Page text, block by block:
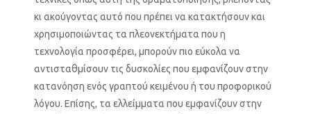
κι ακούγοντας αυτό που πρέπει να κατακτήσουν και
χρησιμοποιώντας τα πλεονεκτήματα που η
τεχνολογία προσφέρει, μπορούν πιο εύκολα να
αντισταθμίσουν τις δυσκολίες που εμφανίζουν στην
κατανόηση ενός γραπτού κειμένου ή του προφορικού
λόγου. Επίσης, τα ελλείμματα που εμφανίζουν στην